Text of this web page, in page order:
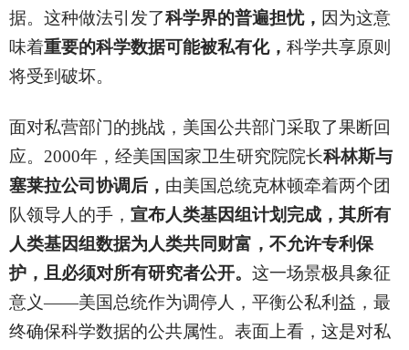
据。这种做法引发了科学界的普遍担忧， 因为这意
味着重要的科学数据可能被私有化， 科学共享原则
将受到破坏。
面对私营部门的挑战，美国公共部门采取了果断回
应。2000年，经美国国家卫生研究院院长科林斯与
塞莱拉公司协调后， 由美国总统克林顿牵着两个团
队领导人的手， 宣布人类基因组计划完成，其所有
人类基因组数据为人类共同财富，不允许专利保
护，且必须对所有研究者公开。 这一场景极具象征
意义——美国总统作为调停人，平衡公私利益，最
终确保科学数据的公共属性。表面上看，这是对私